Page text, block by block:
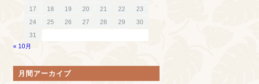
17
18 19 20 21 22
23
24
25 26 27 28 29
30
31
« 10月
月間アーカイブ